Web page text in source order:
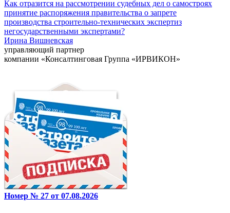
Как отразится на рассмотрении судебных дел о самостроях
принятие распоряжения правительства о запрете
производства строительно-технических экспертиз
негосударственными экспертами?
Ирина Вишневская
управляющий партнер
компании «Консалтинговая Группа «ИРВИКОН»
Номер № 27 от 07.08.2026